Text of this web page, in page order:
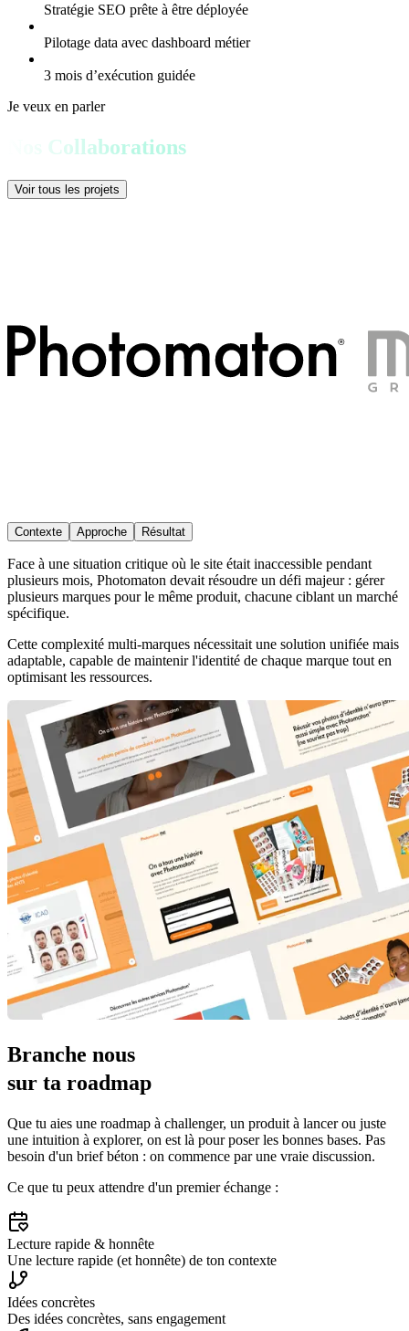
Stratégie SEO prête à être déployée
Pilotage data avec dashboard métier
3 mois d’exécution guidée
Je veux en parler
Nos Collaborations
Voir tous les projets
Contexte Approche Résultat
Face à une situation critique où le site était inaccessible pendant
plusieurs mois, Photomaton devait résoudre un défi majeur : gérer
plusieurs marques pour le même produit, chacune ciblant un marché
spécifique.
Cette complexité multi-marques nécessitait une solution unifiée mais
adaptable, capable de maintenir l'identité de chaque marque tout en
optimisant les ressources.
Branche nous
sur ta roadmap
Que tu aies une roadmap à challenger, un produit à lancer ou juste
une intuition à explorer, on est là pour poser les bonnes bases. Pas
besoin d'un brief béton : on commence par une vraie discussion.
Ce que tu peux attendre d'un premier échange :
Lecture rapide & honnête
Une lecture rapide (et honnête) de ton contexte
Idées concrètes
Des idées concrètes, sans engagement